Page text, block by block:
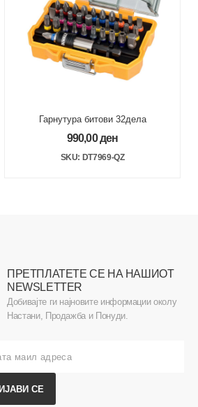
Гарнутура битови 32дела
990,00ден
SKU: DT7969-QZ
ПРЕТПЛАТЕТЕ СЕ НА НАШИОТ
NEWSLETTER
Добивајте ги најновите информации околу
Настани, Продажба и Понуди.
СЕ